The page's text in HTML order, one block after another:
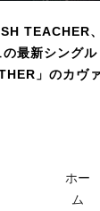
TEACHER
の最新シング
」のカヴ
ホー
ム